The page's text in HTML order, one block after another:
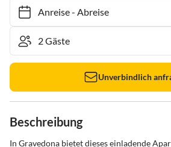
Anreise- Abreise
Unverbindlich
Beschreibung
In Gravedona bietet dieses einladende